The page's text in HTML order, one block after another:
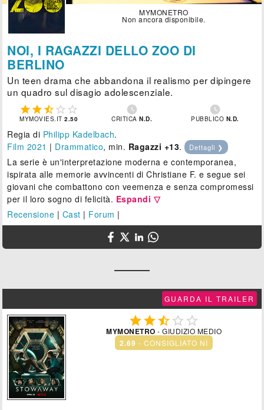
MYMONETRO
Non ancora disponibile.
NOI, I RAGAZZI DELLO ZOO DI
BERLINO
Un teen drama che abbandona il realismo per dipingere
un quadro sul disagio adolescenziale.
    
MYMOVIES.IT2.50

CRITICAN.D.

PUBBLICO N.D.
Regia di Philipp Kadelbach.
Film 2021 | Drammatico, min. Ragazzi +13. Dettagli ❯
La serie è un'interpretazione moderna e contemporanea,
ispirata alle memorie avvincenti di Christiane F. e segue sei
giovani che combattono con veemenza e senza compromessi
per il loro sogno di felicità. Espandi ▽
Recensione | Cast | Forum |
GUARDA IL TRAILER
  
MYMONETRO - GIUDIZIO MEDIO
2.69 - CONSIGLIATO NÌ